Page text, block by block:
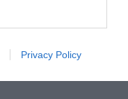
Privacy Policy